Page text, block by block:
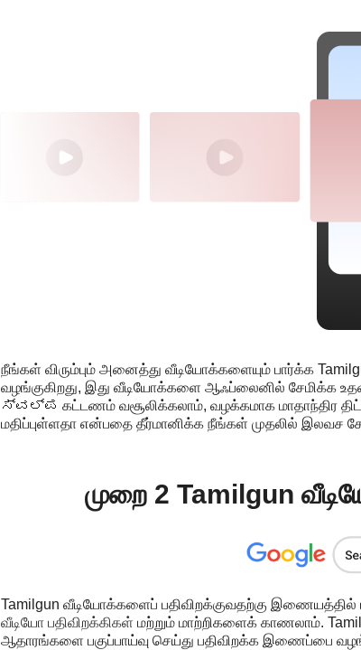
நீங்கள் விரும்பும் அனைத்து வீடியோக்களையும் பார்க்க
வழங்குகிறது, இது வீடியோக்களை ஆஃப்லைனில் சேமிக்க
ಸ್ವಲ್ಪ கட்டணம் வசூலிக்கலாம், வழக்கமாக மாதாந்திர
மதிப்புள்ளதா என்பதை தீர்மானிக்க நீங்கள் முதலில் இலவச
முறை 2 Tamilgun
Tamilgun வீடியோக்களைப் பதிவிறக்குவதற்கு இணையத்தில்
வீடியோ பதிவிறக்கிகள் மற்றும் மாற்றிகளைக் காணலாம்.
ஆதாரங்களை பகுப்பாய்வு செய்து பதிவிறக்க இணைப்பை